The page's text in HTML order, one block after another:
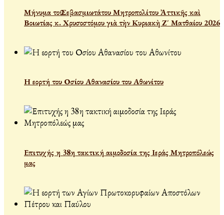
Μήνυμα τοῦ Σεβασμιωτάτου Μητροπολίτου Ἀττικῆς καὶ
Βοιωτίας κ. Χρυσοστόμου γιὰ τὴν Κυριακὴ Ζ΄ Ματθαίου 2026
Η εορτή του Οσίου Αθανασίου του Αθωνίτου
Επιτυχής η 38η τακτική αιμοδοσία της Ιεράς Μητροπόλεώς
μας